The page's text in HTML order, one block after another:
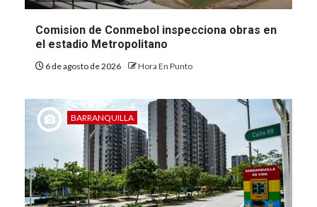
Comision de Conmebol inspecciona obras en
el estadio Metropolitano
6 de agosto de 2026 Hora En Punto
BARRANQUILLA